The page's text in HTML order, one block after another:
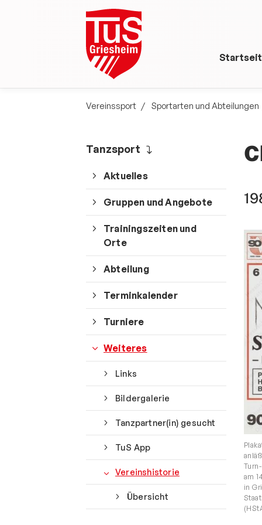
Vereinssport Sportarten und Abteilungen
am
in
Tanzsport
Aktuelles
Gruppen und Angebote
Trainingszeiten und
Orte
Abteilung
Terminkalender
Turniere
Weiteres
Links
Bildergalerie
Tanzpartner(in) gesucht
TuS App
Vereinshistorie
Übersicht